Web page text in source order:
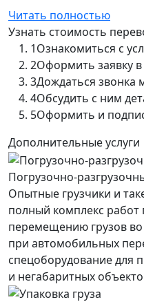
Читать полностью
Узнать стоимость
1Ознакомиться с
2Оформить заявку
3Дождаться звонка
4Обсудить с ним
5Оформить и
Дополнительные услуги
Погрузочно-
Опытные грузчики и
полный комплекс работ
перемещению грузов во
при автомобильных
спецоборудование для
и негабаритных